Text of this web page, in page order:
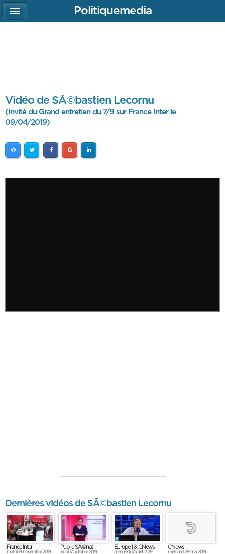
Vidéo de SÃ©bastien Lecornu
(Invité du Grand entretien du 7/9 sur France Inter le
09/04/2019)
Dernières vidéos de SÃ©bastien Lecornu
France Inter
mardi 19 novembre 2019
Public SÃ©nat
jeudi 17 octobre 2019
Europe 1 & CNews
mercredi 17 juillet 2019
CNews
mercredi 29 mai 2019
Politiquemedia